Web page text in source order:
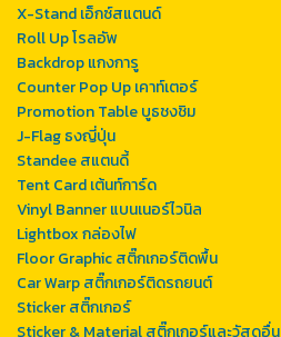
X-Stand เอ็กซ์สแตนด์
Roll Up โรลอัพ
Backdrop แกงการู
Counter Pop Up เคาท์เตอร์
Promotion Table บูธชงชิม
J-Flag ธงญี่ปุ่น
Standee สแตนดี้
Tent Card เต้นท์การ์ด
Vinyl Banner แบนเนอร์ไวนิล
Lightbox กล่องไฟ
Floor Graphic สติ๊กเกอร์ติดพื้น
Car Warp สติ๊กเกอร์ติดรถยนต์
Sticker สติ๊กเกอร์
Sticker & Material สติ๊กเกอร์และวัสดุอื่น